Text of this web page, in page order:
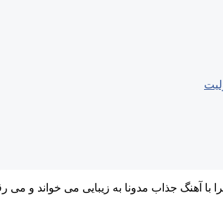
با آهنگ جذاب مدونا به زیبایی می خواند و می‌